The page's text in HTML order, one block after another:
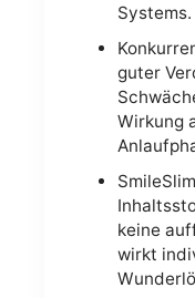
Systems.
guter
Wirkung
keine
wirkt